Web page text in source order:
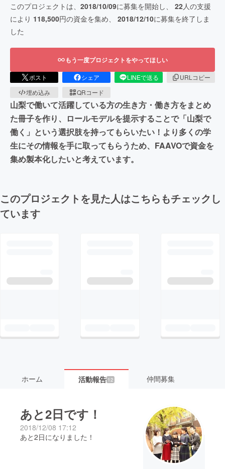
このプロジェクトは、 2018/10/09に募集を開始し、 22人の支援
により 118,500円の資金を集め、 2018/12/10に募集を終了しま
した
もう一度プロジェクトをやってほしい
ポスト シェア LINEで送る
URLコピー
埋め込み
QRコード
山梨で働いて活躍している方の生き方・働き方をまとめ
た冊子を作り、ロールモデルを提示することで「山梨で
働く」という選択肢を持ってもらいたい！より多くの学
生にその情報を手に取ってもらうため、FAAVOで資金を
集め製本化したいと考えています。
このプロジェクトを見た人はこちらもチェックし
ています
ホーム 活動報告 12 仲間募集
あと2日です！
2018/12/08 17:12
あと2日になりました！